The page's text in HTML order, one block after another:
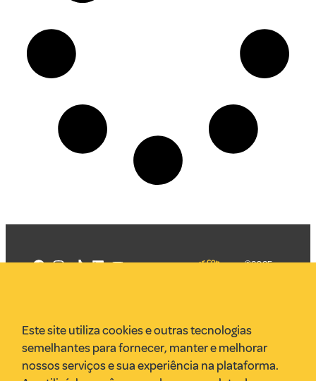
VR Assessoria
Parcerias
Envie uma pauta
©2025
Este site utiliza cookies e outras tecnologias
semelhantes para fornecer, manter e melhorar
nossos serviços e sua experiência na plataforma.